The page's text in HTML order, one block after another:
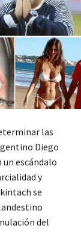
las
Diego
escándalo
y
se
del